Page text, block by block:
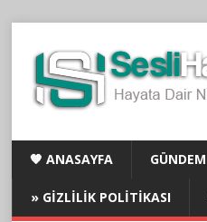
🧡 ANASAYFA GÜNDEM
» GIZLILIK POLITIKASI